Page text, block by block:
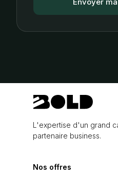
L'expertise d'un grand
partenaire business.
Nos offres